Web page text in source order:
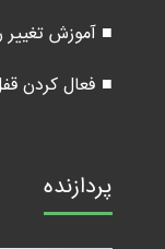
■ آموزش تغییر
■ فعال کردن
پردازنده